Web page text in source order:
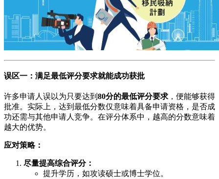
误区一：满足最低评分要求就能成功获批
许多申请人误以为只要达到 80分的最低评分要求 ，便能够获得
批准。实际上，达到最低分数仅意味着具备申请资格，是否成
功还需与其他申请人竞争。在评分体系中，越高的分数意味着
越大的优势。
应对策略：
尽量提高综合评分：
提升学历，如攻读硕士或博士学位。